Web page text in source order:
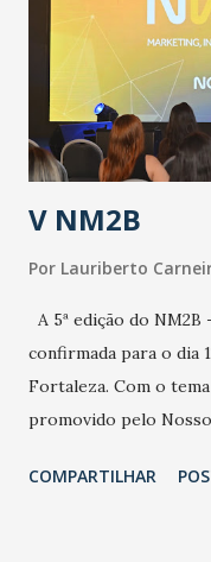
de uma epidemia
contaminação maior
secretário. Segundo
contaminação alta,
população e ao
estratificação do risco
V NM2B
Por Lauriberto
A 5ª edição do
confirmada para o dia
Fortaleza. Com o
promovido pelo
e lideranças do
COMPARTILHAR